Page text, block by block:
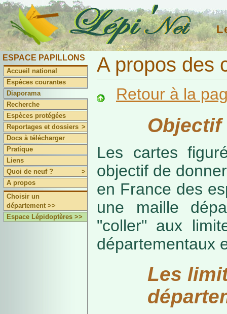
ESPACE PAPILLONS
Accueil national
Espèces courantes
Diaporama
Recherche
Espèces protégées
Reportages et dossiers >
Docs à télécharger
Pratique
Liens
Quoi de neuf ?
>
A propos
Choisir un
département >>
Espace Lépidoptères >>
A propos des
Retour à la
Objectif
Les cartes
objectif de
en France des
une maille
"coller" aux
départementaux
Les